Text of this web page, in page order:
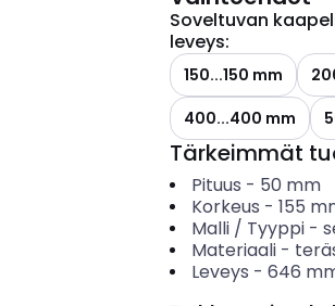
Soveltuvan
leveys:
150...150 mm
400...400 mm
Tärkeimmät
Pituus - 50 mm
Korkeus - 155
Malli / Tyyppi-
Materiaali-
Leveys - 646